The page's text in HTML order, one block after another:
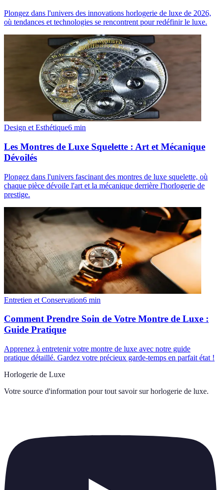
Plongez dans l'univers des innovations horlogerie de luxe de 2026,
où tendances et technologies se rencontrent pour redéfinir le luxe.
Design et Esthétique6 min
Les Montres de Luxe Squelette : Art et Mécanique
Dévoilés
Plongez dans l'univers fascinant des montres de luxe squelette, où
chaque pièce dévoile l'art et la mécanique derrière l'horlogerie de
prestige.
Entretien et Conservation6 min
Comment Prendre Soin de Votre Montre de Luxe :
Guide Pratique
Apprenez à entretenir votre montre de luxe avec notre guide
pratique détaillé. Gardez votre précieux garde-temps en parfait état !
Horlogerie de Luxe
Votre source d'information pour tout savoir sur horlogerie de luxe.